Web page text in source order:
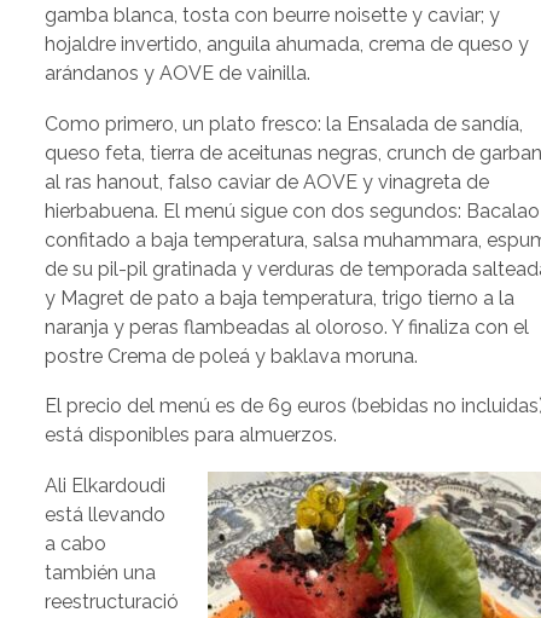
gamba blanca, tosta con beurre noisette y caviar; y
hojaldre invertido, anguila ahumada, crema de queso y
arándanos y AOVE de vainilla.
Como primero, un plato fresco: la Ensalada de sandía,
queso feta, tierra de aceitunas negras, crunch de
al ras hanout, falso caviar de AOVE y vinagreta de
hierbabuena. El menú sigue con dos segundos: Bacalao
confitado a baja temperatura, salsa muhammara,
de su pil-pil gratinada y verduras de temporada
y Magret de pato a baja temperatura, trigo tierno a la
naranja y peras flambeadas al oloroso. Y finaliza con el
postre Crema de poleá y baklava moruna.
El precio del menú es de 69 euros (bebidas no
está disponibles para almuerzos.
Ali Elkardoudi
está llevando
a cabo
también una
reestructuració